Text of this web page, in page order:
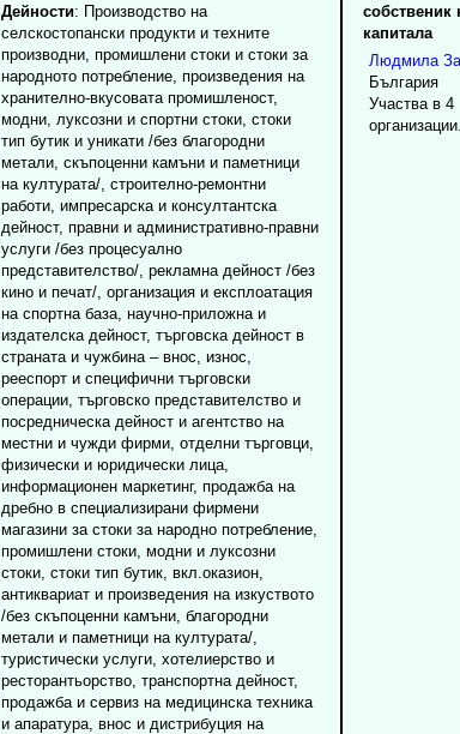
Дейности: Производство на
селскостопански продукти и техните
производни, промишлени стоки и стоки за
народното потребление, произведения на
хранително-вкусовата промишленост,
модни, луксозни и спортни стоки, стоки
тип бутик и уникати /без благородни
метали, скъпоценни камъни и паметници
на културата/, строително-ремонтни
работи, импресарска и консултантска
дейност, правни и административно-правни
услуги /без процесуално
представителство/, рекламна дейност /без
кино и печат/, организация и експлоатация
на спортна база, научно-приложна и
издателска дейност, търговска дейност в
страната и чужбина – внос, износ,
рееспорт и специфични търговски
операции, търговско представителство и
посредническа дейност и агентство на
местни и чужди фирми, отделни търговци,
физически и юридически лица,
информационен маркетинг, продажба на
дребно в специализирани фирмени
магазини за стоки за народно потребление,
промишлени стоки, модни и луксозни
стоки, стоки тип бутик, вкл.оказион,
антиквариат и произведения на изкуството
/без скъпоценни камъни, благородни
метали и паметници на културата/,
туристически услуги, хотелиерство и
ресторантьорство, транспортна дейност,
продажба и сервиз на медицинска техника
и апаратура, внос и дистрибуция на
собственик
капитала
Людмила
България
Участва в 4
организации.